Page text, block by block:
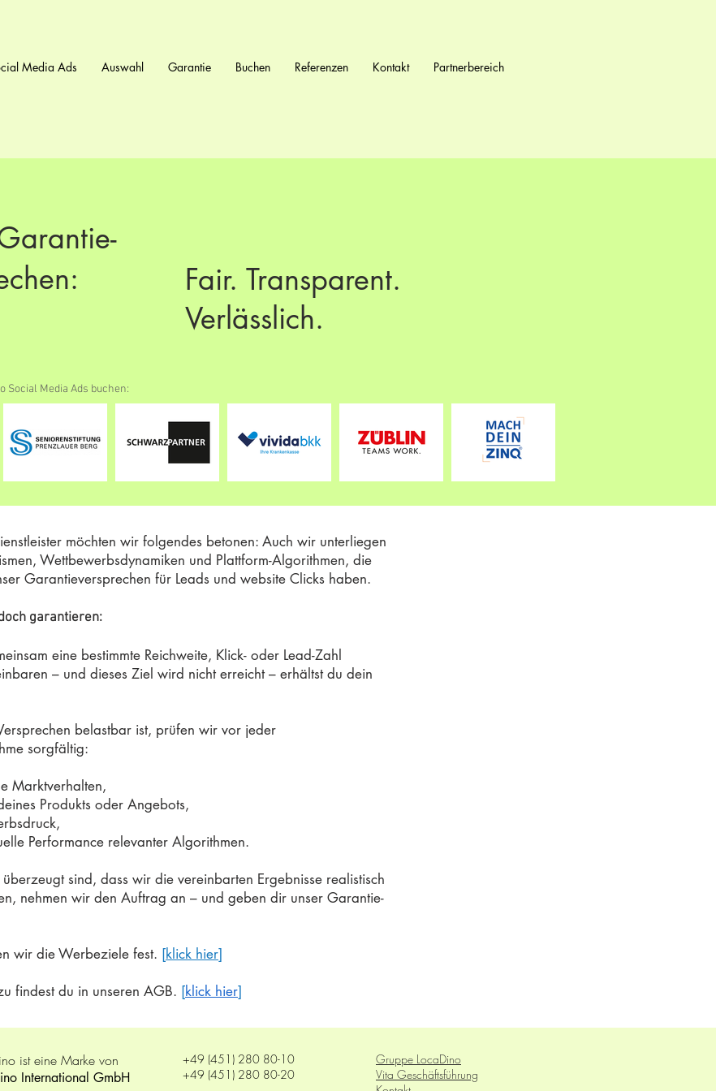
Media Ads Auswahl Garantie Buchen Referenzen Kontakt Partnerbereich
Fair. Transparent.
Verlässlich.
Social Media Ads buchen:
möchten wir folgendes betonen: Auch wir unterliegen
Wettbewerbsdynamiken und Plattform-Algorithmen, die
Garantieversprechen für Leads und website Clicks haben.
garantieren:
eine bestimmte Reichweite, Klick- oder Lead-Zahl
– und dieses Ziel wird nicht erreicht – erhältst du dein
belastbar ist, prüfen wir vor jeder
sorgfältig:
Marktverhalten,
Produkts oder Angebots,
Performance relevanter Algorithmen.
sind, dass wir die vereinbarten Ergebnisse realistisch
nehmen wir den Auftrag an – und geben dir unser Garantie-
wir die Werbeziele fest. [klick hier]
findest du in unseren AGB. [klick hier]
ist eine Marke von
International GmbH
+49 (451) 280 80-10
+49 (451) 280 80-20
Gruppe LocaDino
Vita Geschäftsführung